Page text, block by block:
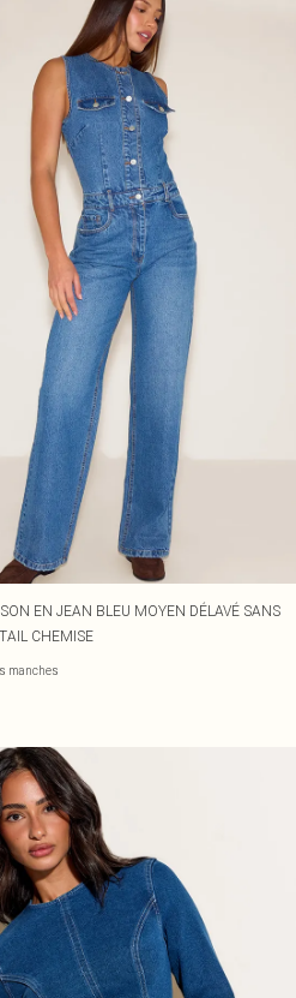
EN JEAN BLEU MOYEN DÉLAVÉ SANS
CHEMISE
manches